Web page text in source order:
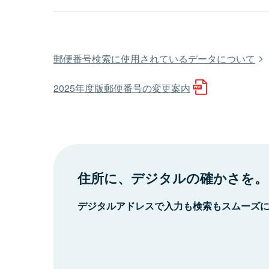
郵便番号検索に使用されているデータについて
2025年度版郵便番号の変更案内
住所に、デジタルの確かさを。
デジタルアドレスで入力も検索もスムーズ